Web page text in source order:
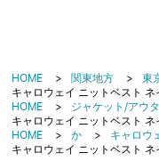
HOME 関東地方 東
キャロウェイ ニットベスト
HOME
ジャケット/アウ
キャロウェイ ニットベスト
HOME
か
キャロウ
キャロウェイ ニットベスト